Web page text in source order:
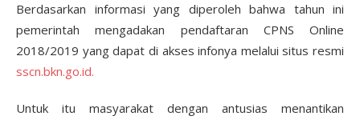
Berdasarkan informasi yang diperoleh bahwa tahun ini
pemerintah mengadakan pendaftaran CPNS Online
2018/2019 yang dapat di akses infonya melalui situs resmi
sscn.bkn.go.id.
Untuk itu masyarakat dengan antusias menantikan